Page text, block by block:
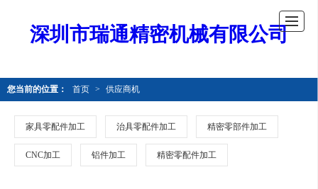
深圳市瑞通精密机械有限公司
您当前的位置： 首页 > 供应商机
家具零配件加工 治具零配件加工 精密零部件加工
CNC加工 铝件加工 精密零配件加工